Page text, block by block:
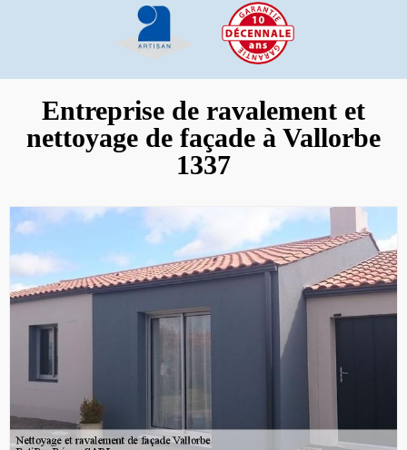
Entreprise de ravalement et
nettoyage de façade à Vallorbe
1337